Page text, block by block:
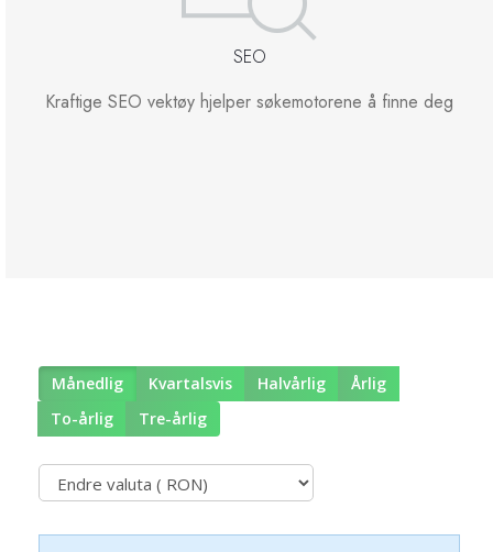
SEO
Kraftige SEO vektøy hjelper søkemotorene å finne deg
Månedlig Kvartalsvis Halvårlig
Årlig
To-årlig
Tre-årlig